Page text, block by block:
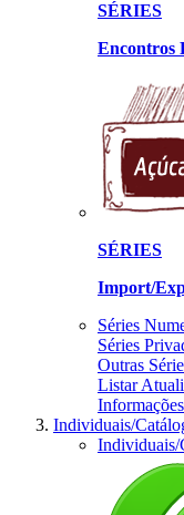
SÉRIES
Encontros
SÉRIES
Import/
Séries
Séries
Outras
Listar
Individuais/
Individuais/